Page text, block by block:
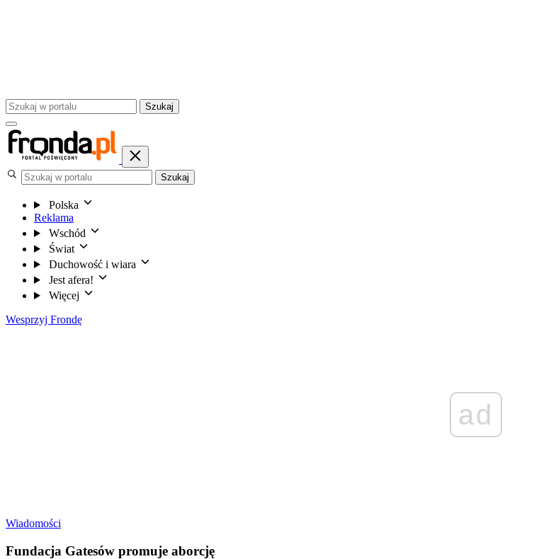
Szukaj
Szukaj
Polska
Reklama
Wschód
Świat
Duchowość i wiara
Jest afera!
Więcej
Wesprzyj Frondę
ad
Wiadomości
Fundacja Gatesów promuje aborcję